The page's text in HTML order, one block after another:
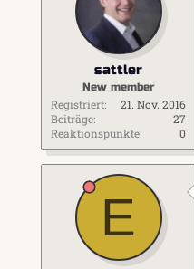
sattler
New member
Registriert
21. Nov. 2016
Beiträge
27
Reaktionspunkte
0
E